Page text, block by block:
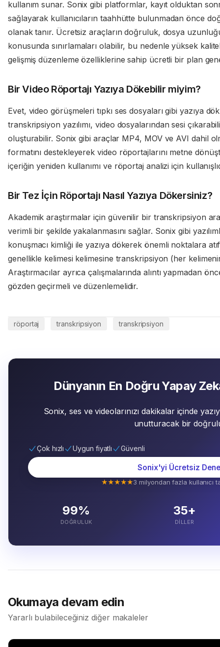
kullanım sunar. Sonix gibi platformlar, kayıt olduktan
sağlayarak kullanıcıların taahhütte bulunmadan önce
olanak tanır. Ücretsiz araçların doğruluk, dosya
konusunda sınırlamaları olabilir, bu nedenle yüksek
gelişmiş düzenleme özelliklerine sahip ücretli bir plan
Bir Video Röportajı Yazıya Dökebilir miyim?
Evet, video görüşmeleri tıpkı ses dosyaları gibi yazıya
transkripsiyon yazılımı, video dosyalarından sesi
oluşturabilir. Sonix gibi araçlar MP4, MOV ve AVI dahil
formatını destekleyerek video röportajlarını metne
içeriğin yeniden kullanımı ve röportaj analizi için
Bir Tez İçin Röportajı Nasıl Yazıya Dökersiniz?
Akademik araştırmalar için güvenilir bir transkripsiyon
verimli bir şekilde yakalanmasını sağlar. Sonix gibi
konuşmacı kimliği ile yazıya dökerek önemli noktalara
genellikle kelimesi kelimesine transkripsiyon (her
Araştırmacılar ayrıca çalışmalarında alıntı yapmadan
gözden geçirmeli ve düzenlemelidir.
röportaj transkripsiyon transkripsiyon
Dünyanın En Doğru Yapay
Sonix, ses ve videolarınızı dakikalar içinde
unutturacak bir
Çok hızlı Uygun fiyatlı Güvenli
Sonix'yi Ücretsiz
★★★★★3 milyondan fazla kullanıcı
99%
DOĞRULUK
35+
DILLER
Okumaya devam edin
Yararlı bulabileceğiniz diğer makaleler